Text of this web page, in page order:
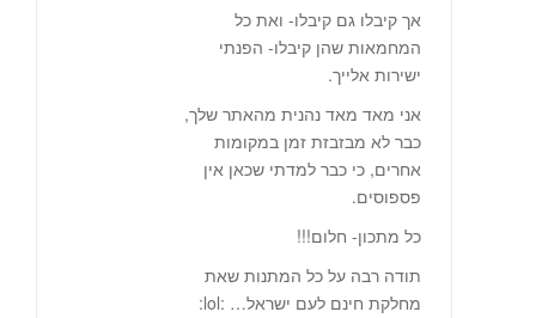
אך קיבלו גם קיבלו- ואת כל
המחמאות שהן קיבלו- הפנתי
ישירות אלייך.
אני מאד מאד נהנית מהאתר שלך,
כבר לא מבזבזת זמן במקומות
אחרים, כי כבר למדתי שכאן אין
פספוסים.
כל מתכון- חלום!!!
תודה רבה על כל המתנות שאת
מחלקת חינם לעם ישראל… :lol: